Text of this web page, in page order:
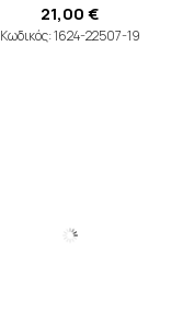
21,00 €
Κωδικός: 1624-22507-19